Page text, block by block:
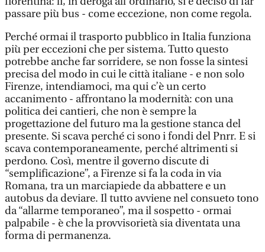
passare più bus - come eccezione, non come regola.
Perché ormai il trasporto pubblico in Italia funziona
più per eccezioni che per sistema. Tutto questo
potrebbe anche far sorridere, se non fosse la sintesi
precisa del modo in cui le città italiane - e non solo
Firenze, intendiamoci, ma qui c’è un certo
accanimento - affrontano la modernità: con una
politica dei cantieri, che non è sempre la
progettazione del futuro ma la gestione stanca del
presente. Si scava perché ci sono i fondi del Pnrr. E si
scava contemporaneamente, perché altrimenti si
perdono. Così, mentre il governo discute di
“semplificazione”, a Firenze si fa la coda in via
Romana, tra un marciapiede da abbattere e un
autobus da deviare. Il tutto avviene nel consueto tono
da “allarme temporaneo”, ma il sospetto - ormai
palpabile - è che la provvisorietà sia diventata una
forma di permanenza.